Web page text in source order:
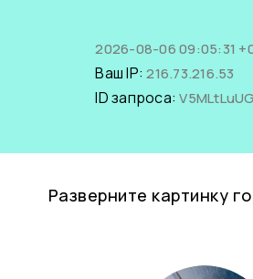
2026-08-06 09:05:31
Ваш IP:216.73.216.53
ID запроса:
Разверните картинку